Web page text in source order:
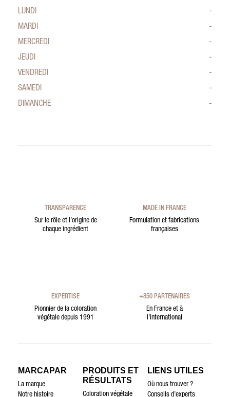
LUNDI
-
MARDI
-
MERCREDI
-
JEUDI
-
VENDREDI
-
SAMEDI
-
DIMANCHE
-
TRANSPARENCE
Sur le rôle et l’origine de
chaque ingrédient
MADE IN FRANCE
Formulation et fabrications
françaises
EXPERTISE
Pionnier de la coloration
végétale depuis 1991
+850 PARTENAIRES
En France et à
l’international
MARCAPAR
La marque
Notre histoire
PRODUITS ET
RÉSULTATS
Coloration végétale
LIENS UTILES
Où nous trouver ?
Conseils d’experts